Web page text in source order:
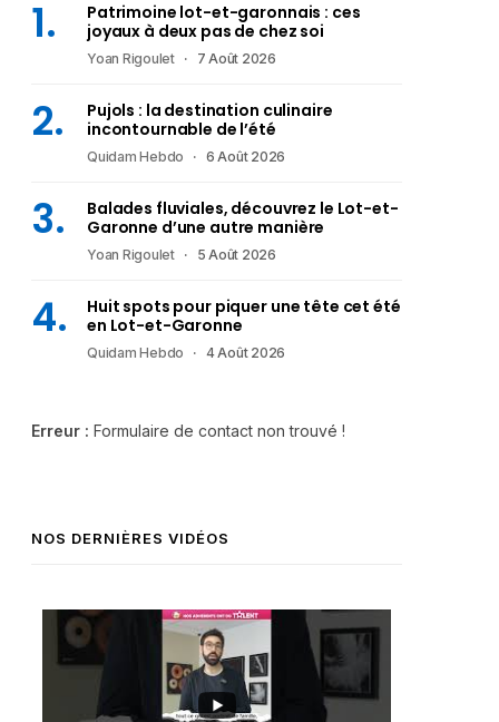
Patrimoine lot-et-garonnais : ces
joyaux à deux pas de chez soi
Yoan Rigoulet 7 Août 2026
Pujols : la destination culinaire
incontournable de l’été
Quidam Hebdo 6 Août 2026
Balades fluviales, découvrez le Lot-et-
Garonne d’une autre manière
Yoan Rigoulet 5 Août 2026
Huit spots pour piquer une tête cet été
en Lot-et-Garonne
Quidam Hebdo 4 Août 2026
Erreur : Formulaire de contact non trouvé !
NOS DERNIÈRES VIDÉOS